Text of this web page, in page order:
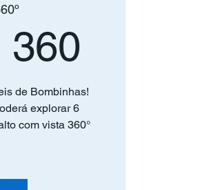
360
de Bombinhas!
explorar 6
com vista 360°